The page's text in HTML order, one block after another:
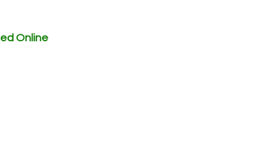
ed Online